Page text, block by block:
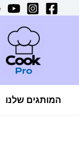
המותגים שלנו